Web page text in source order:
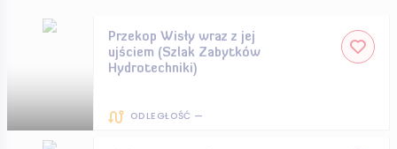
Przekop Wisły wraz z jej
ujściem (Szlak Zabytków
Hydrotechniki)
ODLEGŁOŚĆ —